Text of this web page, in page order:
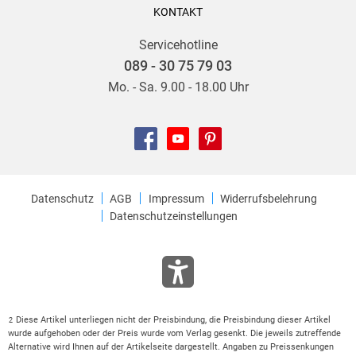
KONTAKT
Servicehotline
089 - 30 75 79 03
Mo. - Sa. 9.00 - 18.00 Uhr
Datenschutz AGB Impressum
Widerrufsbelehrung
Datenschutzeinstellungen
2 Diese Artikel unterliegen nicht der Preisbindung, die Preisbindung dieser Artikel
wurde aufgehoben oder der Preis wurde vom Verlag gesenkt. Die jeweils zutreffende
Alternative wird Ihnen auf der Artikelseite dargestellt. Angaben zu Preissenkungen